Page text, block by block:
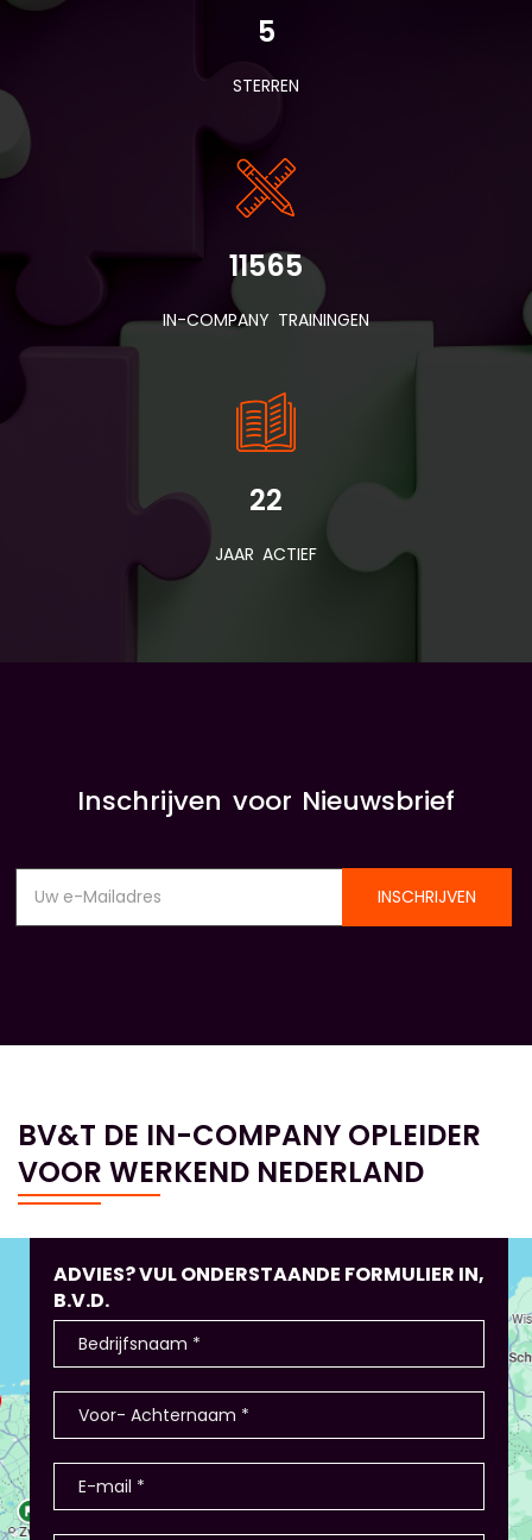
5
STERREN
11565
IN-COMPANY TRAININGEN
22
JAAR ACTIEF
Inschrijven voor Nieuwsbrief
INSCHRIJVEN
BV&T DE IN-COMPANY OPLEIDER
VOOR WERKEND NEDERLAND
ADVIES? VUL ONDERSTAANDE FORMULIER IN,
B.V.D.